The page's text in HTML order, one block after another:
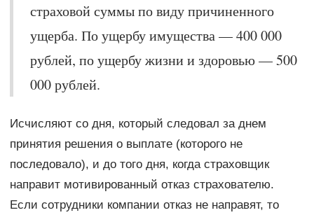
страховой суммы по виду причиненного
ущерба. По ущербу имущества — 400 000
рублей, по ущербу жизни и здоровью — 500
000 рублей.
Исчисляют со дня, который следовал за днем
принятия решения о выплате (которого не
последовало), и до того дня, когда страховщик
направит мотивированный отказ страхователю.
Если сотрудники компании отказ не направят, то